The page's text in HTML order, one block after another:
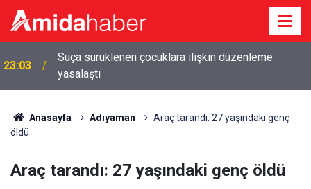
23:03
Suça sürüklenen çocuklara ilişkin düzenleme
yasalaştı
Anasayfa Adıyaman
Araç tarandı: 27 yaşındaki genç
öldü
Araç tarandı: 27 yaşındaki genç öldü